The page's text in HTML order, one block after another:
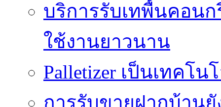
บริการรับเทพื้นคอน
ใช้งานยาวนาน
Palletizer เป็นเทคโ
การรับขายฝากบ้าน